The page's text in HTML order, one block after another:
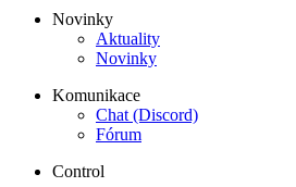
Novinky
Aktuality
Novinky
Komunikace
Chat (Discord)
Fórum
Control